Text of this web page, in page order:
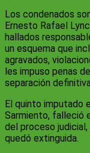
Los condenados
Ernesto Rafael
hallados
un esquema que
agravados,
les impuso penas
separación
El quinto imputado
Sarmiento, falleció
del proceso judicial,
quedó extinguida.